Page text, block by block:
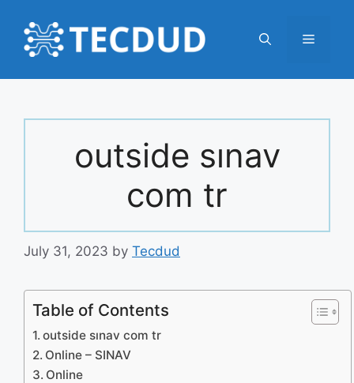
content
Menu
outside sınav
com tr
July 31, 2023 by Tecdud
Table of Contents
outside sınav com tr
Online – SINAV
Online